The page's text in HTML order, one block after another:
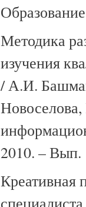
Методика
изучения
/ А.И.
2010. –
Креативная